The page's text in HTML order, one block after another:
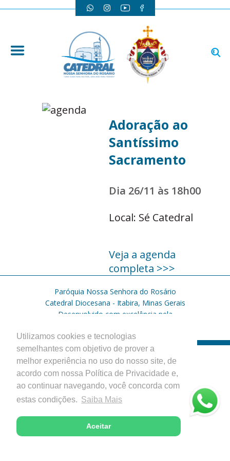
Utilizamos cookies e tecnologias
semelhantes com objetivo de prover a
melhor experiência no uso do nosso site, de
acordo com nossa Política de Privacidade e,
ao continuar navegando, você concorda com
estas condições. Saiba Mais
Aceitar
Adoração ao
Santíssimo
Sacramento
Dia 26/11 às 18h00
Local: Sé Catedral
Veja a agenda
completa >>>
Paróquia Nossa Senhora do Rosário
Catedral Diocesana - Itabira, Minas Gerais
Desenvolvido com excelência pela